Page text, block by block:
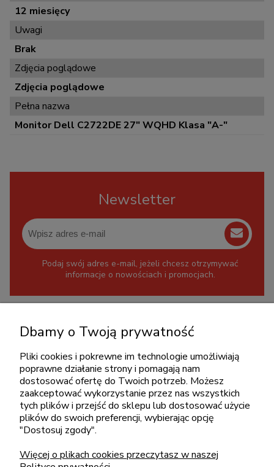
12 miesięcy
Uwagi
Brak
Zdjęcia poglądowe
Zdjęcia poglądowe
Pełna nazwa
Monitor Dell C2722DE 27" WQHD Klasa "A-"
Newsletter
Podaj swój adres e-mail, jeżeli chcesz otrzymywać
informacje o nowościach i promocjach.
+48 717345566
pon.-piąt.: 08:00-16:00
sklep@cebit.pl
ZAKUPY
POMOC
Dbamy o Twoją prywatność
Pliki cookies i pokrewne im technologie umożliwiają
poprawne działanie strony i pomagają nam
dostosować ofertę do Twoich potrzeb. Możesz
zaakceptować wykorzystanie przez nas wszystkich
tych plików i przejść do sklepu lub dostosować użycie
plików do swoich preferencji, wybierając opcję
"Dostosuj zgody".
Więcej o plikach cookies przeczytasz w naszej